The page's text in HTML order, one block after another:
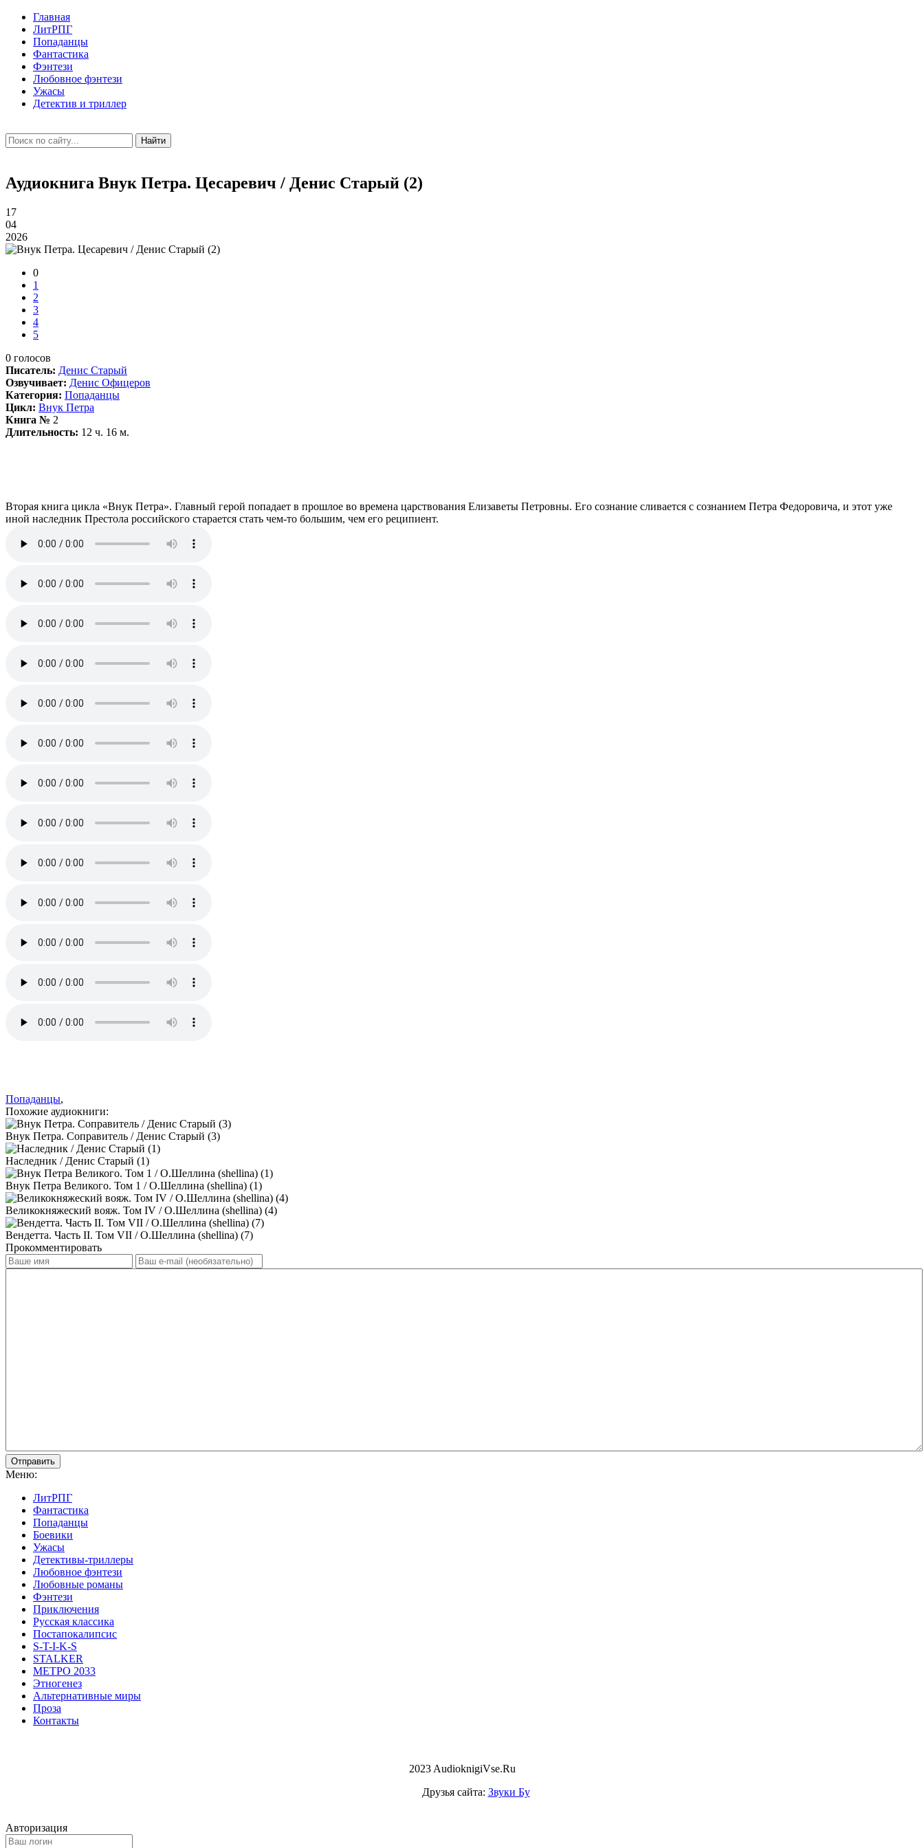
Главная
ЛитРПГ
Попаданцы
Фантастика
Фэнтези
Любовное фэнтези
Ужасы
Детектив и триллер
Найти
Аудиокнига Внук Петра. Цесаревич / Денис Старый (2)
17
04
2026
0
1
2
3
4
5
0 голосов
Писатель: Денис Старый
Озвучивает: Денис Офицеров
Категория: Попаданцы
Цикл: Внук Петра
Книга № 2
Длительность: 12 ч. 16 м.
Вторая книга цикла «Внук Петра». Главный герой попадает в прошлое во времена царствования Елизаветы Петровны. Его сознание сливается с сознанием Петра Федоровича, и этот уже
иной наследник Престола российского старается стать чем-то большим, чем его реципиент.
Попаданцы,
Похожие аудиокниги:
Внук Петра. Соправитель / Денис Старый (3)
Наследник / Денис Старый (1)
Внук Петра Великого. Том 1 / О.Шеллина (shellina) (1)
Великокняжеский вояж. Том IV / О.Шеллина (shellina) (4)
Вендетта. Часть II. Том VII / О.Шеллина (shellina) (7)
Прокомментировать
Отправить
Меню:
ЛитРПГ
Фантастика
Попаданцы
Боевики
Ужасы
Детективы-триллеры
Любовное фэнтези
Любовные романы
Фэнтези
Приключения
Русская классика
Постапокалипсис
S-T-I-K-S
STALKER
МЕТРО 2033
Этногенез
Альтернативные миры
Проза
Контакты
2023 AudioknigiVse.Ru
Друзья сайта: Звуки Бу
Авторизация